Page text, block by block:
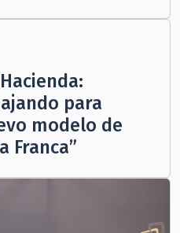
para
modelo de
Franca”